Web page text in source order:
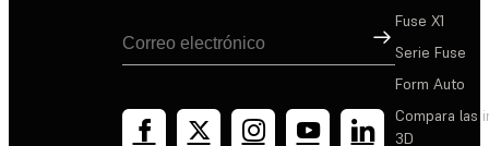
Suscribirse
Fuse X1
Serie Fuse
Form Auto
Compara las
3D